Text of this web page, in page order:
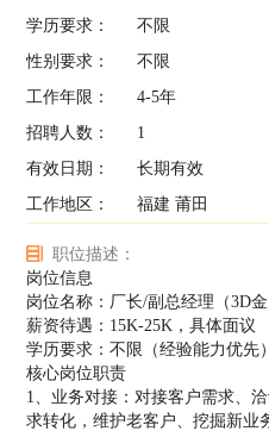
学历要求：
不限
性别要求：
不限
工作年限：
4-5年
招聘人数：
1
有效日期：
长期有效
工作地区：
福建 莆田
职位描述：
岗位信息
岗位名称：厂长/副总经理（3D金
薪资待遇：15K-25K，具体面议
学历要求：不限（经验能力优先）
核心岗位职责
1、业务对接：对接客户需求、
求转化，维护老客户、挖掘新业